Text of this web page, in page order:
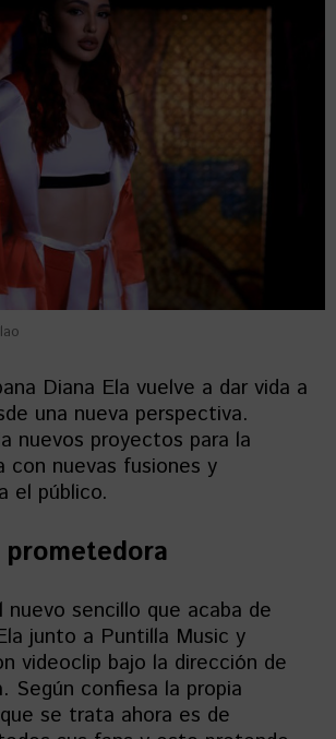
Diana Ela vuelve a dar vida a
una nueva perspectiva.
nuevos proyectos para la
con nuevas fusiones y
el público.
nuevo sencillo que acaba de
junto a Puntilla Music y
videoclip bajo la dirección de
Según confiesa la propia
se trata ahora es de